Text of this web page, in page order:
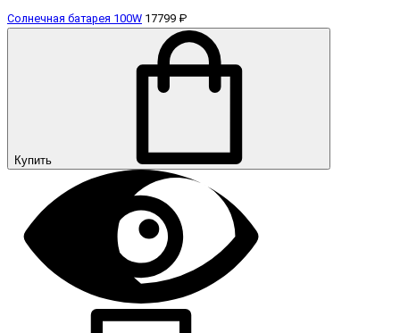
Солнечная батарея 100W 17799 ₽
Купить